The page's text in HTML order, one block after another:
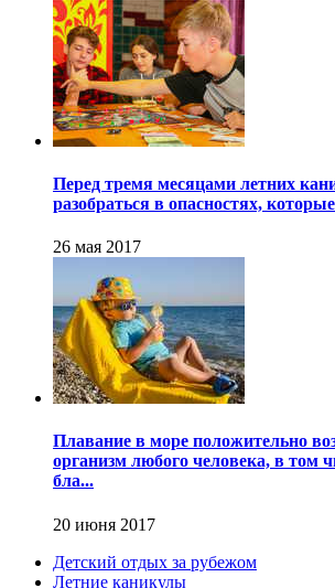
Перед тремя месяцами летних
разобраться в опасностях,
26 мая 2017
Плавание в море положительно
организм любого человека, в том
бла...
20 июня 2017
Детский отдых за рубежом
Летние каникулы